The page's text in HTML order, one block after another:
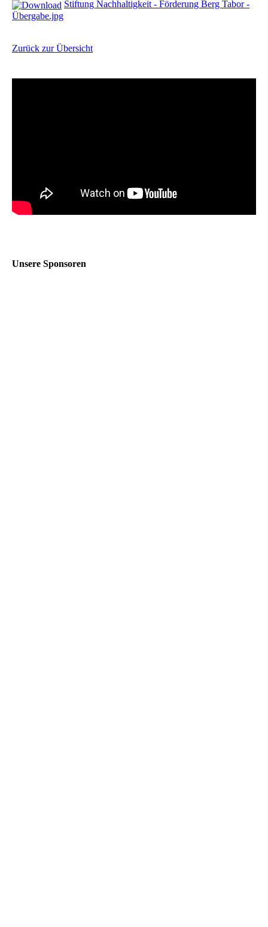
Stiftung Nachhaltigkeit - Förderung Berg Tabor -
Übergabe.jpg
Zurück zur Übersicht
Unsere Sponsoren